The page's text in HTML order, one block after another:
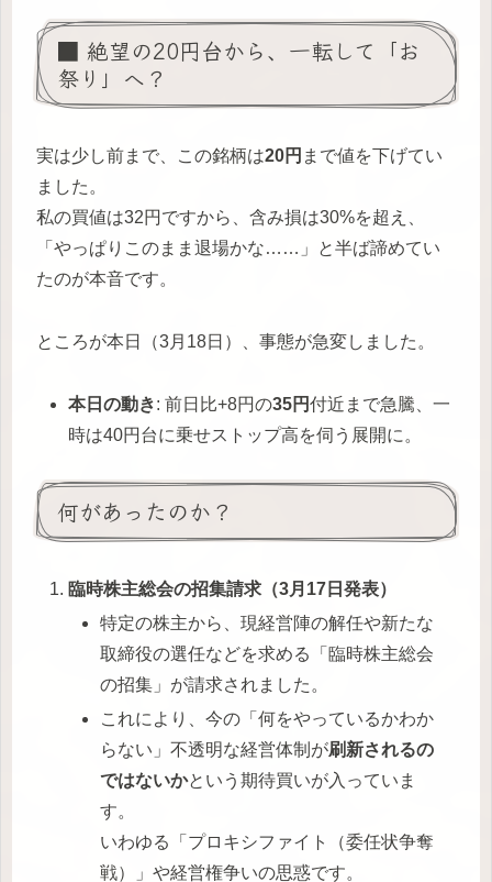
■ 絶望の20円台から、一転して「お
祭り」へ？
実は少し前まで、この銘柄は20円 まで値を下げてい
ました。
私の買値は32円ですから、含み損は30%を超え、
「やっぱりこのまま退場かな……」と半ば諦めてい
たのが本音です。
ところが本日（3月18日）、事態が急変しました。
本日の動き: 前日比+8円の35円付近まで急騰、一
時は40円台に乗せストップ高を伺う展開に。
何があったのか？
臨時株主総会の招集請求（3月17日発表）
特定の株主から、現経営陣の解任や新たな
取締役の選任などを求める「臨時株主総会
の招集」が請求されました。
これにより、今の「何をやっているかわか
らない」不透明な経営体制が刷新されるの
ではないかという期待買いが入っていま
す。
いわゆる「プロキシファイト（委任状争奪
戦）」や経営権争いの思惑です。